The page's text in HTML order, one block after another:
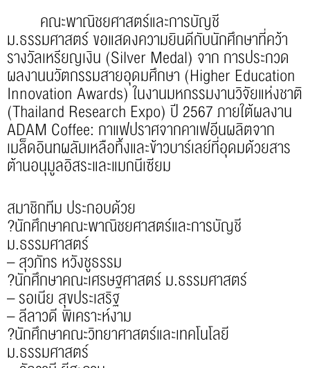
คณะพาณิชยศาสตร์และการบัญชี
ม.ธรรมศาสตร์ ขอแสดงความยินดีกับนักศึกษาที่คว้า
รางวัลเหรียญเงิน (Silver Medal) จาก การประกวด
ผลงานนวัตกรรมสายอุดมศึกษา (Higher Education
Innovation Awards) ในงานมหกรรมงานวิจัยแห่งชาติ
(Thailand Research Expo) ปี 2567 ภายใต้ผลงาน
ADAM Coffee: กาแฟปราศจากคาเฟอีนผลิตจาก
เมล็ดอินทผลัมเหลือทิ้งและข้าวบาร์เลย์ที่อุดมด้วยสาร
ต้านอนุมูลอิสระและแมกนีเซียม
สมาชิกทีม ประกอบด้วย
?นักศึกษาคณะพาณิชยศาสตร์และการบัญชี
ม.ธรรมศาสตร์
– สุวภัทร หวังชูธรรม
?นักศึกษาคณะเศรษฐศาสตร์ ม.ธรรมศาสตร์
– รอเนีย สุขประเสริฐ
– ลีลาวดี พิเคราะห์งาม
?นักศึกษาคณะวิทยาศาสตร์และเทคโนโลยี
ม.ธรรมศาสตร์